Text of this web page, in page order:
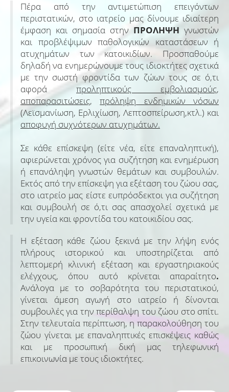
Πέρα από την αντιμετώπιση επειγόντων
περιστατικών, στο ιατρείο μας δίνουμε ιδιαίτερη
έμφαση και σημασία στην ΠΡΟΛΗΨΗ γνωστών
και προβλέψιμων παθολογικών καταστάσεων ή
ατυχημάτων των κατοικιδίων. Προσπαθούμε
δηλαδή να ενημερώνουμε τους ιδιοκτήτες σχετικά
με την σωστή φροντίδα των ζώων τους σε ό,τι
αφορά προληπτικούς εμβολιασμούς,
αποπαρασιτώσεις,πρόληψη ενδημικών νόσων
(Λεϊσμανίωση, Ερλιχίωση, Λεπτοσπείρωση,κτλ.) και
αποφυγή συχνότερων ατυχημάτων.
Σε κάθε επίσκεψη (είτε νέα, είτε επαναληπτική),
αφιερώνεται χρόνος για συζήτηση και ενημέρωση
ή επανάληψη γνωστών θεμάτων και συμβουλών.
Εκτός από την επίσκεψη για εξέταση του ζώου σας,
στο ιατρείο μας είστε ευπρόσδεκτοι για συζήτηση
και συμβουλή σε ό,τι σας απασχολεί σχετικά με
την υγεία και φροντίδα του κατοικιδίου σας.
Η εξέταση κάθε ζώου ξεκινά με την λήψη ενός
πλήρους ιστορικού και υποστηρίζεται από
λεπτομερή κλινική εξέταση και εργαστηριακούς
ελέγχους, όπου αυτό κρίνεται απαραίτητο.
Ανάλογα με το σοβαρότητα του περιστατικού,
γίνεται άμεση αγωγή στο ιατρείο ή δίνονται
συμβουλές για την περίθαλψη του ζώου στο σπίτι.
Στην τελευταία περίπτωση, η παρακολούθηση του
ζώου γίνεται με επαναληπτικές επισκέψεις καθώς
και με προσωπική δική μας τηλεφωνική
επικοινωνία με τους ιδιοκτήτες.